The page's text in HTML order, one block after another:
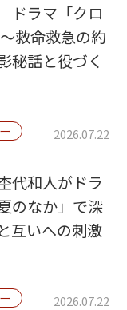
ドラマ「クロ
救命救急の約
秘話と役づく
2026.07.22
代和人がドラ
のなか」で深
互いへの刺激
2026.07.22